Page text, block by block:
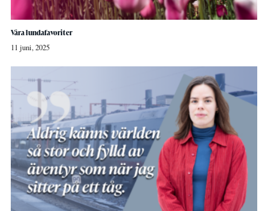
Våra lundafavoriter
11 juni, 2025